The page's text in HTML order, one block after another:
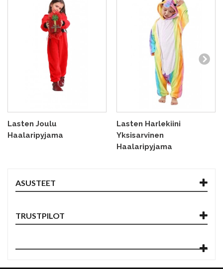
Lasten Joulu
Haalaripyjama
Lasten Harlekiini
Yksisarvinen
Haalaripyjama
ASUSTEET
TRUSTPILOT